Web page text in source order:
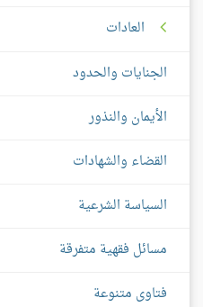
العادات
الجنايات والحدود
الأيمان والنذور
القضاء والشهادات
السياسة الشرعية
مسائل فقهية متفرقة
فتاوى متنوعة